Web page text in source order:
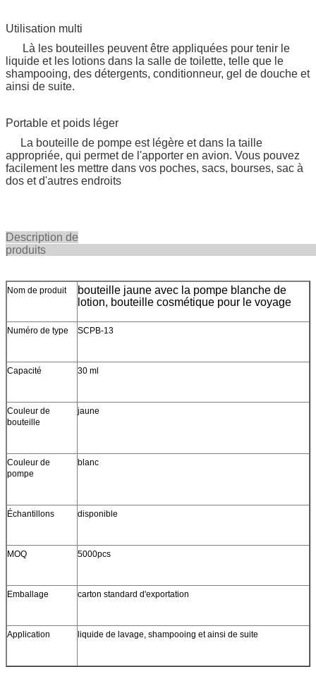
Utilisation multi
Là les bouteilles peuvent être appliquées pour tenir le
liquide et les lotions dans la salle de toilette, telle que le
shampooing, des détergents, conditionneur, gel de douche et
ainsi de suite.
Portable et poids léger
La bouteille de pompe est légère et dans la taille
appropriée, qui permet de l'apporter en avion. Vous pouvez
facilement les mettre dans vos poches, sacs, bourses, sac à
dos et d'autres endroits
Description de
Nom de produit
bouteille jaune avec la pompe blanche de
lotion, bouteille cosmétique pour le voyage
Numéro de type SCPB-13
Capacité 30 ml
Couleur de
bouteille
jaune
Couleur de
pompe
blanc
Échantillons disponible
MOQ 5000pcs
Emballage carton standard d'exportation
Application liquide de lavage, shampooing et ainsi de suite